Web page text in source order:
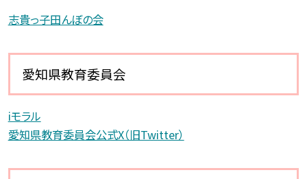
志貴っ子田んぼの会
愛知県教育委員会
iモラル
愛知県教育委員会公式X（旧Twitter）